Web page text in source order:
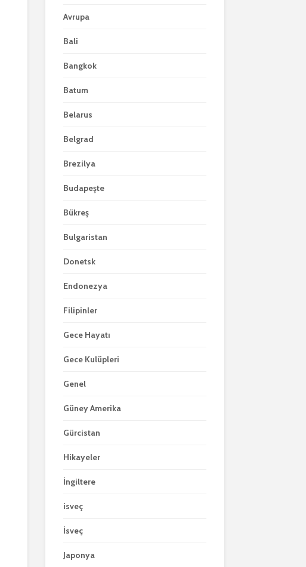
Avrupa
Bali
Bangkok
Batum
Belarus
Belgrad
Brezilya
Budapeşte
Bükreş
Bulgaristan
Donetsk
Endonezya
Filipinler
Gece Hayatı
Gece Kulüpleri
Genel
Güney Amerika
Gürcistan
Hikayeler
İngiltere
isveç
İsveç
Japonya